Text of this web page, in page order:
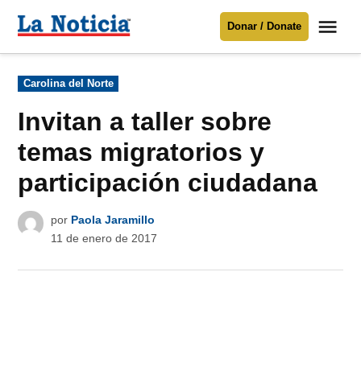
Para mantenerte informado necesitamos
Donar
contenido
Noticia
Donar / Donate
Publicado
en
Carolina del Norte
Invitan a taller sobre
temas migratorios y
participación ciudadana
por Paola Jaramillo
11 de enero de 2017